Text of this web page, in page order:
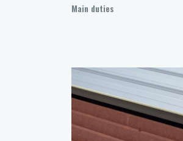
Main duties